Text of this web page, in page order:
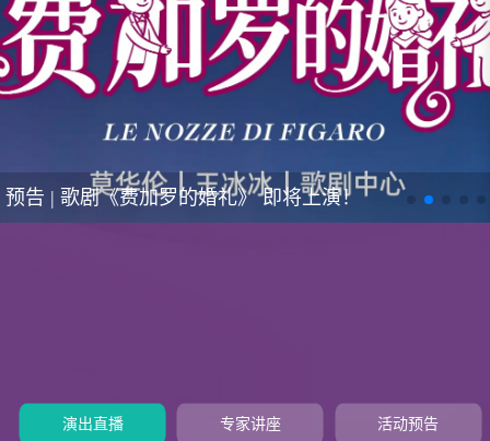
预告 | 歌剧《费加罗的婚礼》 即将上演！
演出直播 专家讲座 活动预告